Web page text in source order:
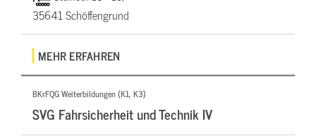
35641 Schöffengrund
MEHR ERFAHREN
BKrFQG Weiterbildungen (K1, K3)
SVG Fahrsicherheit und Technik IV